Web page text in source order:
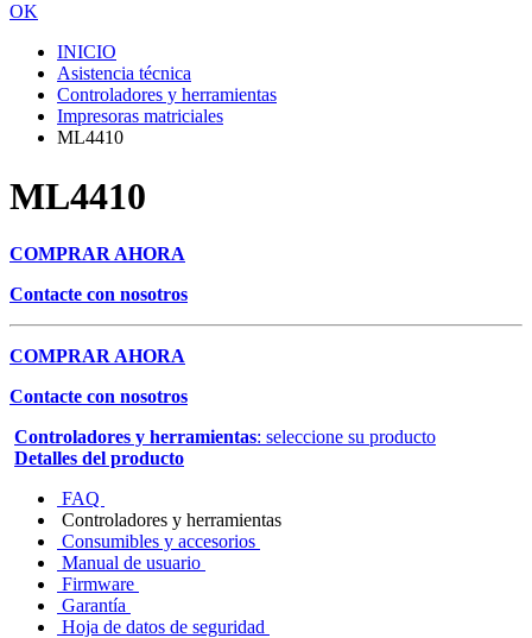
OK
INICIO
Asistencia técnica
Controladores y herramientas
Impresoras matriciales
ML4410
ML4410
COMPRAR AHORA
Contacte con nosotros
COMPRAR AHORA
Contacte con nosotros
Controladores y herramientas: seleccione su producto
Detalles del producto
FAQ
Controladores y herramientas
Consumibles y accesorios
Manual de usuario
Firmware
Garantía
Hoja de datos de seguridad